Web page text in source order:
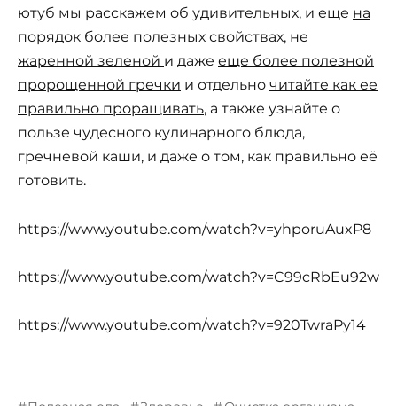
ютуб мы расскажем об удивительных, и еще на
порядок более полезных свойствах, не
жаренной зеленой и даже еще более полезной
пророщенной гречки и отдельно читайте как ее
правильно проращивать, а также узнайте о
пользе чудесного кулинарного блюда,
гречневой каши, и даже о том, как правильно её
готовить.
https://www.youtube.com/watch?v=yhporuAuxP8
https://www.youtube.com/watch?v=C99cRbEu92w
https://www.youtube.com/watch?v=920TwraPy14